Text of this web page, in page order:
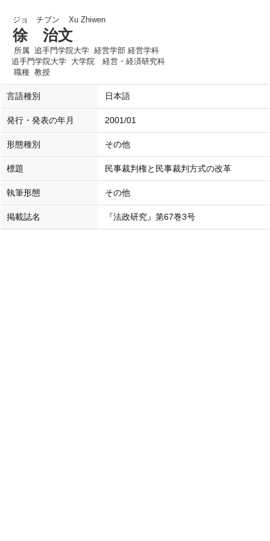
ジョ チブン Xu Zhiwen
徐 治文
所属 追手門学院大学 経営学部 経営学科
追手門学院大学 大学院 経営・経済研究科
職種 教授
言語種別 日本語
発行・発表の年月 2001/01
形態種別 その他
標題 民事裁判権と民事裁判方式の改革
執筆形態 その他
掲載誌名 『法政研究』第67巻3号